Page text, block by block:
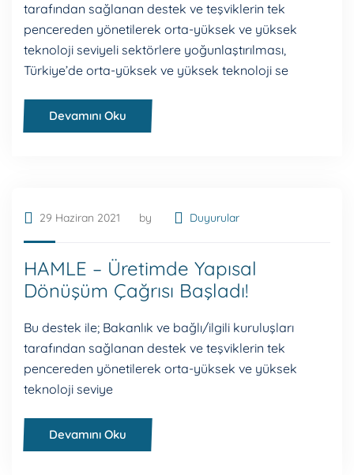
tarafından sağlanan destek ve teşviklerin tek
pencereden yönetilerek orta-yüksek ve yüksek
teknoloji seviyeli sektörlere yoğunlaştırılması,
Türkiye’de orta-yüksek ve yüksek teknoloji se
Devamını Oku
29 Haziran 2021 by Duyurular
HAMLE – Üretimde Yapısal
Dönüşüm Çağrısı Başladı!
Bu destek ile; Bakanlık ve bağlı/ilgili kuruluşları
tarafından sağlanan destek ve teşviklerin tek
pencereden yönetilerek orta-yüksek ve yüksek
teknoloji seviye
Devamını Oku